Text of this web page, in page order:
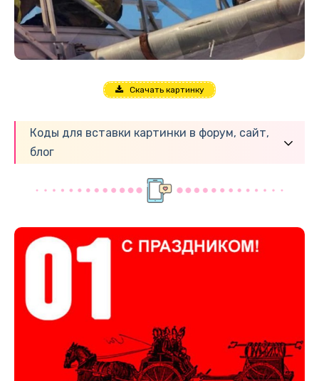
Скачать картинку
Коды для вставки картинки в форум, сайт,
блог